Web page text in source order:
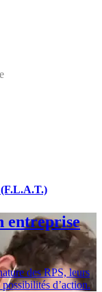
entreprise
des RPS, leurs
d’action.